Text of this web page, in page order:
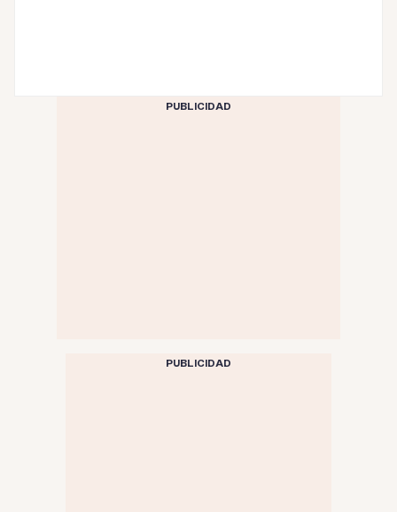
PUBLICIDAD
PUBLICIDAD